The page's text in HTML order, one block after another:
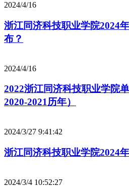
2024/4/16
浙江同济科技职业学院2024
布？
2024/4/16
2022浙江同济科技职业学院
2020-2021历年）
2024/3/27 9:41:42
浙江同济科技职业学院2024
2024/3/4 10:52:27